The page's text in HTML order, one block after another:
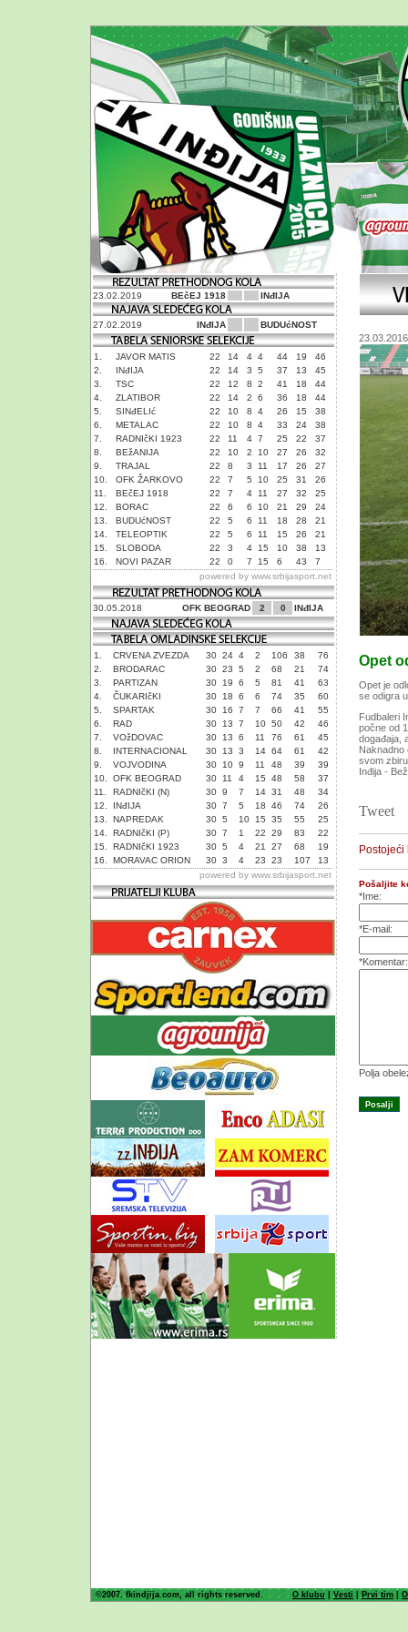
23.02.2019 BEčEJ 1918 INđIJA
27.02.2019 INđIJA BUDUćNOST
1. JAVOR MATIS 22 14 4 4 44 19
46
2.
INđIJA 22 14 3 5 37 13
45
3.
TSC 22 12 8 2 41 18
44
4.
ZLATIBOR 22 14 2 6 36 18
44
5.
SINđELIć 22 10 8 4 26 15
38
6.
METALAC 22 10 8 4 33 24
38
7.
RADNIčKI 1923 22 11 4 7 25 22
37
8.
BEžANIJA 22 10 2 10 27 26
32
9.
TRAJAL 22 8 3 11 17 26
27
10.
OFK ŽARKOVO 22 7 5 10 25 31
26
11.
BEčEJ 1918 22 7 4 11 27 32
25
12.
BORAC 22 6 6 10 21 29
24
13.
BUDUćNOST 22 5 6 11 18 28
21
14.
TELEOPTIK 22 5 6 11 15 26
21
15.
SLOBODA 22 3 4 15 10 38
13
16.
NOVI PAZAR 22 0 7 15 6 43
7
powered by www.srbijasport.net
30.05.2018 OFK BEOGRAD 2 0 INđIJA
1. CRVENA ZVEZDA 30 24 4 2 106 38
76
2.
BRODARAC 30 23 5 2 68 21
74
3.
PARTIZAN 30 19 6 5 81 41
63
4.
ČUKARIčKI 30 18 6 6 74 35
60
5.
SPARTAK 30 16 7 7 66 41
55
6.
RAD 30 13 7 10 50 42
46
7.
VOžDOVAC 30 13 6 11 76 61
45
8.
INTERNACIONAL 30 13 3 14 64 61
42
9.
VOJVODINA 30 10 9 11 48 39
39
10.
OFK BEOGRAD 30 11 4 15 48 58
37
11.
RADNIčKI (N) 30 9 7 14 31 48
34
12.
INđIJA 30 7 5 18 46 74
26
13.
NAPREDAK 30 5 10 15 35 55
25
14.
RADNIčKI (P) 30 7 1 22 29 83
22
15.
RADNIčKI 1923 30 5 4 21 27 68
19
16.
MORAVAC ORION 30 3 4 23 23 107
13
powered by www.srbijasport.net
23.03.2016
Opet
Opet je
se odigra
Fudbaleri
počne od
događaja,
Naknadno
svom
Inđija -
Tweet
Postojeći
Pošaljite
*Ime:
*E-mail:
*Komentar:
Polja
©2007. fkindjija.com, all rights reserved. O klubu |Vesti | Prvi tim |